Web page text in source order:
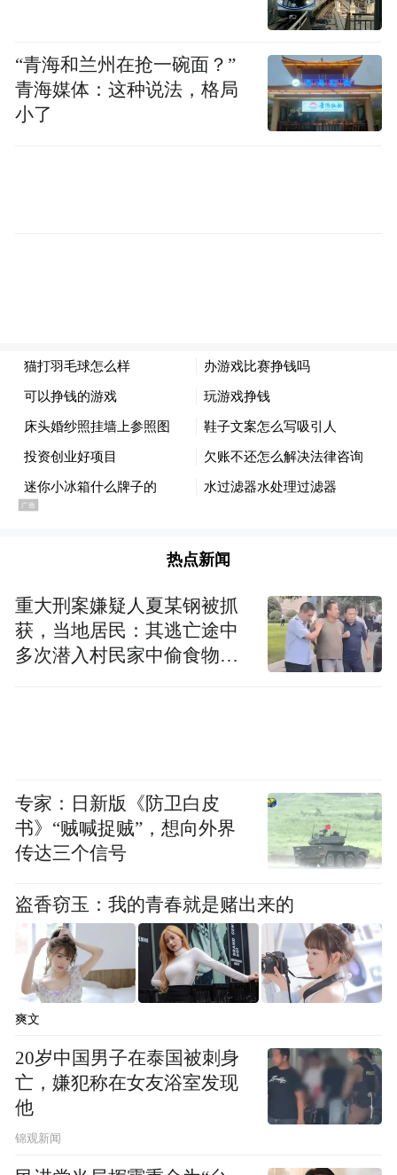
“青海和兰州在抢一碗面？”
青海媒体：这种说法，格局
小了
热点新闻
重大刑案嫌疑人夏某钢被抓
获，当地居民：其逃亡途中
多次潜入村民家中偷食物被
专家：日新版《防卫白皮
书》“贼喊捉贼”，想向外界
传达三个信号
盗香窃玉：我的青春就是赌出来的
爽文
20岁中国男子在泰国被刺身
亡，嫌犯称在女友浴室发现
他
锦观新闻